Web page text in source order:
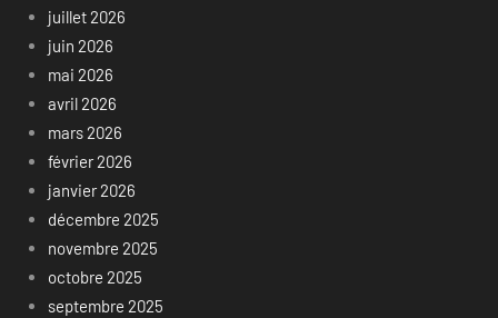
juillet 2026
juin 2026
mai 2026
avril 2026
mars 2026
février 2026
janvier 2026
décembre 2025
novembre 2025
octobre 2025
septembre 2025